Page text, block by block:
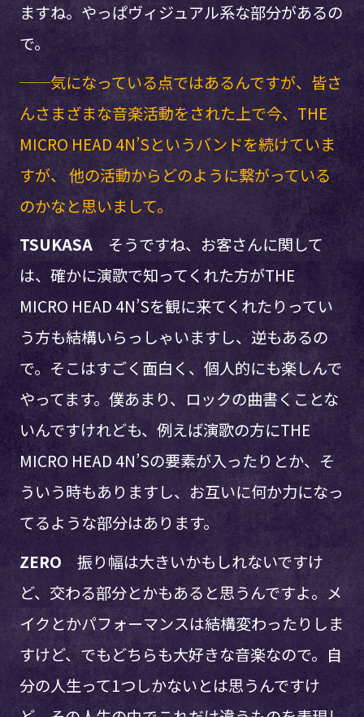
ますね。やっぱヴィジュアル系な部分があるの
で。
──気になっている点ではあるんですが、皆さ
んさまざまな音楽活動をされた上で今、THE
MICRO HEAD 4N’Sというバンドを続けていま
すが、 他の活動からどのように繋がっている
のかなと思いまして。
TSUKASAそうですね、お客さんに関して
は、確かに演歌で知ってくれた方がTHE
MICRO HEAD 4N’Sを観に来てくれたりってい
う方も結構いらっしゃいますし、逆もあるの
で。そこはすごく面白く、個人的にも楽しんで
やってます。僕あまり、ロックの曲書くことな
いんですけれども、例えば演歌の方にTHE
MICRO HEAD 4N’Sの要素が入ったりとか、そ
ういう時もありますし、お互いに何か力になっ
てるような部分はあります。
ZERO 振り幅は大きいかもしれないですけ
ど、交わる部分とかもあると思うんですよ。メ
イクとかパフォーマンスは結構変わったりしま
すけど、でもどちらも大好きな音楽なので。自
分の人生って1つしかないとは思うんですけ